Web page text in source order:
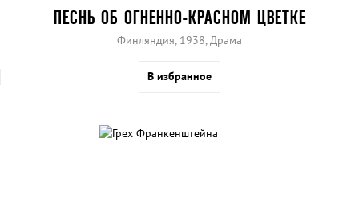
ПЕСНЬ ОБ ОГНЕННО-КРАСНОМ ЦВЕТКЕ
Финляндия, 1938, Драма
В избранное